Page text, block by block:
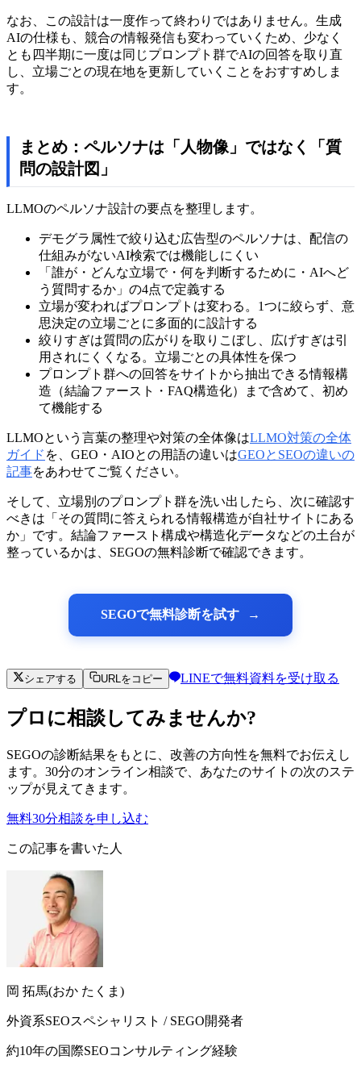
なお、この設計は一度作って終わりではありません。生成
AIの仕様も、競合の情報発信も変わっていくため、少なく
とも四半期に一度は同じプロンプト群でAIの回答を取り直
し、立場ごとの現在地を更新していくことをおすすめしま
す。
まとめ：ペルソナは「人物像」ではなく「質
問の設計図」
LLMOのペルソナ設計の要点を整理します。
デモグラ属性で絞り込む広告型のペルソナは、配信の
仕組みがないAI検索では機能しにくい
「誰が・どんな立場で・何を判断するために・AIへど
う質問するか」の4点で定義する
立場が変わればプロンプトは変わる。1つに絞らず、意
思決定の立場ごとに多面的に設計する
絞りすぎは質問の広がりを取りこぼし、広げすぎは引
用されにくくなる。立場ごとの具体性を保つ
プロンプト群への回答をサイトから抽出できる情報構
造（結論ファースト・FAQ構造化）まで含めて、初め
て機能する
LLMOという言葉の整理や対策の全体像はLLMO対策の全体
ガイド を、GEO・AIOとの用語の違いはGEOとSEOの違いの
記事をあわせてご覧ください。
そして、立場別のプロンプト群を洗い出したら、次に確認す
べきは「その質問に答えられる情報構造が自社サイトにある
か」です。結論ファースト構成や構造化データなどの土台が
整っているかは、SEGOの無料診断で確認できます。
SEGOで無料診断を試す
シェアする URLをコピー LINEで無料資料を受け取る
プロに相談してみませんか?
SEGOの診断結果をもとに、改善の方向性を無料でお伝えし
ます。30分のオンライン相談で、あなたのサイトの次のステ
ップが見えてきます。
無料30分相談を申し込む
この記事を書いた人
岡 拓馬(おか たくま)
外資系SEOスペシャリスト / SEGO開発者
約10年の国際SEOコンサルティング経験